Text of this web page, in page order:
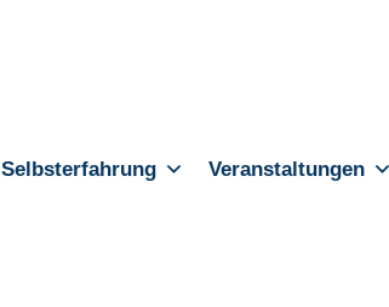
Selbsterfahrung Veranstaltungen